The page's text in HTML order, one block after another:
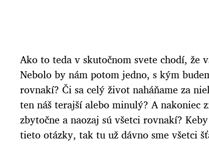
Ako to teda v skutočnom svete chodí, že
Nebolo by nám potom jedno, s kým
rovnakí? Či sa celý život naháňame za
ten náš terajší alebo minulý? A nakoniec
zbytočne a naozaj sú všetci rovnakí?
tieto otázky, tak tu už dávno sme všetci